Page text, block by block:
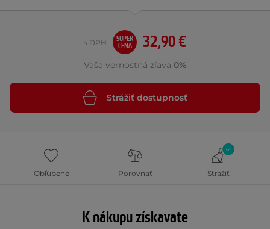
32,90 €
s DPH
SUPER
CENA
Vaša vernostná zľava 0%
Strážiť dostupnosť
Obľúbené Porovnať Strážiť
K nákupu získavate